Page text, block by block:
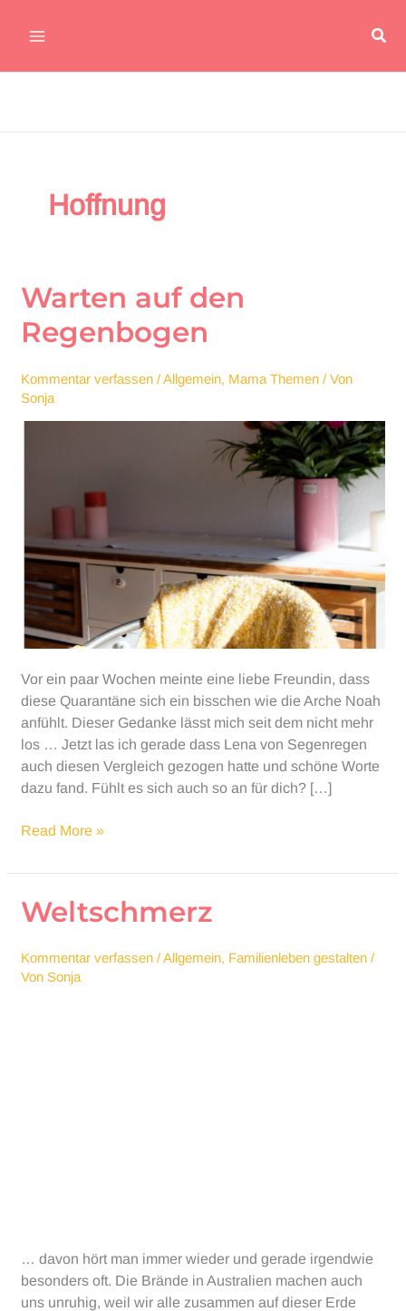
Inhalt
Hoffnung
Warten auf den
Regenbogen
Kommentar verfassen /Allgemein, Mama Themen / Von
Sonja
Vor ein paar Wochen meinte eine liebe Freundin, dass
diese Quarantäne sich ein bisschen wie die Arche Noah
anfühlt. Dieser Gedanke lässt mich seit dem nicht mehr
los … Jetzt las ich gerade dass Lena von Segenregen
auch diesen Vergleich gezogen hatte und schöne Worte
dazu fand. Fühlt es sich auch so an für dich? […]
Warten
den
Read More »
Weltschmerz
Kommentar verfassen /Allgemein, Familienleben gestalten /
VonSonja
… davon hört man immer wieder und gerade irgendwie
besonders oft. Die Brände in Australien machen auch
uns unruhig, weil wir alle zusammen auf dieser Erde